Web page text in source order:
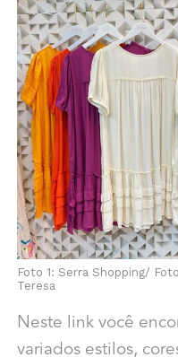
Foto 1: Serra Shopping/
Teresa
Neste link você
variados estilos,